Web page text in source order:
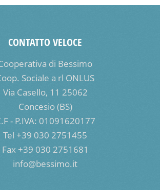
CONTATTO VELOCE
di Bessimo
Sociale a rl ONLUS
Via Casello, 11 25062
Concesio (BS)
- P.IVA: 01091620177
Tel +39 030 2751455
Fax +39 030 2751681
info@bessimo.it